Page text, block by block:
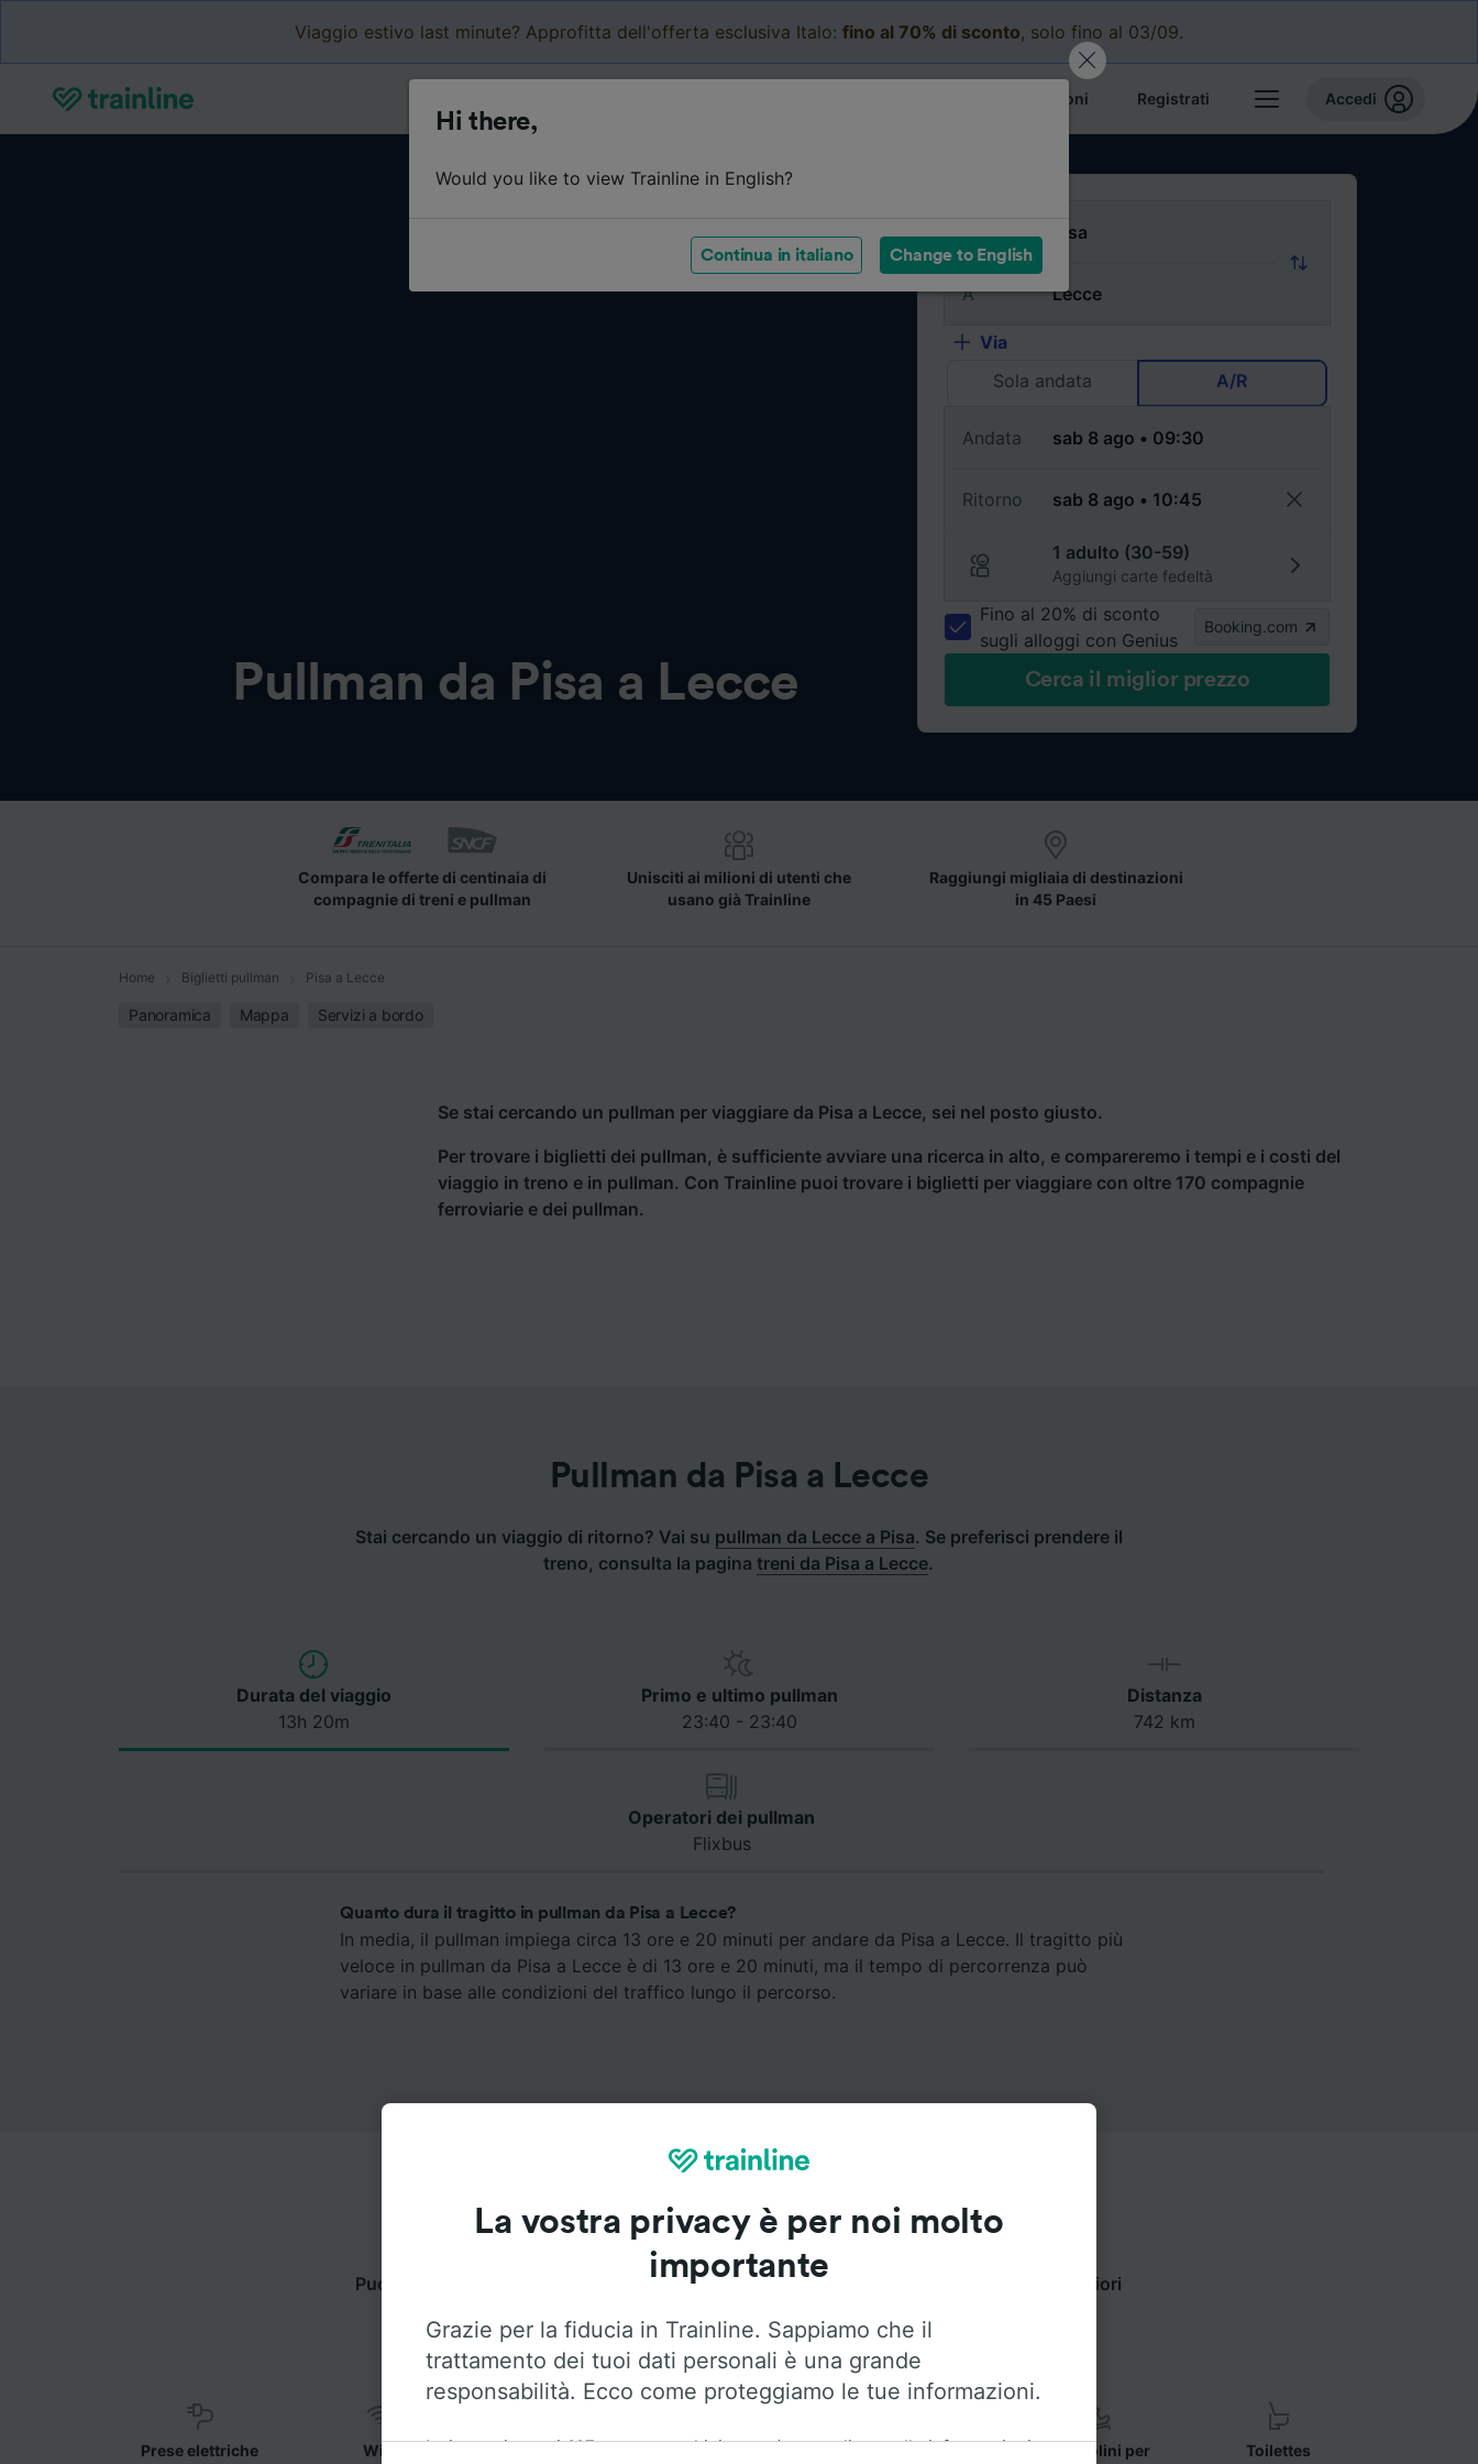
Viaggio estivo last minute? Approfitta dell'offerta esclusiva Italo: fino al 70% di sconto, solo fino al 03/09.
Le mie prenotazioni Registrati Accedi
Pullman da Pisa a Lecce
Da
A
Via
Sola andata
A/R
Andata
Ritorno
1 adulto (30-59)
Aggiungi carte fedeltà
Fino al 20% di sconto
sugli alloggi con Genius
Booking.com
Cerca il miglior prezzo
Compara le offerte di centinaia di
compagnie di treni e pullman
Unisciti ai milioni di utenti che
usano già Trainline
Raggiungi migliaia di destinazioni
in 45 Paesi
Home Biglietti pullman Pisa a Lecce
Panoramica Mappa Servizi a bordo
Se stai cercando un pullman per viaggiare da Pisa a Lecce, sei nel posto giusto.
Per trovare i biglietti dei pullman, è sufficiente avviare una ricerca in alto, e compareremo i tempi e i costi del
viaggio in treno e in pullman. Con Trainline puoi trovare i biglietti per viaggiare con oltre 170 compagnie
ferroviarie e dei pullman.
Pullman da Pisa a Lecce
Stai cercando un viaggio di ritorno? Vai su pullman da Lecce a Pisa. Se preferisci prendere il
treno, consulta la paginatreni da Pisa a Lecce.
Durata del viaggio
13h 20m
Primo e ultimo pullman
23:40 - 23:40
Distanza
742 km
Operatori dei pullman
Flixbus
Quanto dura il tragitto in pullman da Pisa a Lecce?
In media, il pullman impiega circa 13 ore e 20 minuti per andare da Pisa a Lecce. Il tragitto più
veloce in pullman da Pisa a Lecce è di 13 ore e 20 minuti, ma il tempo di percorrenza può
variare in base alle condizioni del traffico lungo il percorso.
Servizi a bordo
Puoi viaggiare da Pisa a Lecce con Flixbus . Utilizza le opzioni qui sotto per trovare maggiori
Prese elettriche WiFi
Seggiolini per
Toilettes
Hi there,
Would you like to view Trainline in English?
Continua in italiano Change to English
La vostra privacy è per noi molto
importante
Grazie per la fiducia in Trainline. Sappiamo che il
trattamento dei tuoi dati personali è una grande
responsabilità. Ecco come proteggiamo le tue informazioni.
Insieme ai nostri115partner archiviamo e/o accediamo alle informazioni